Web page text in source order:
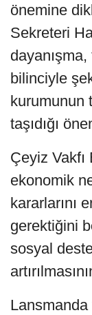
önemine
Sekreteri
bilinciyle
kurumunun
taşıdığı
Çeyiz Vakfı
ekonomik
kararlarını
gerektiğini
sosyal
Lansmanda